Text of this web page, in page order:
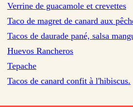
Verrine de guacamole et crevettes
sur 39 avis
Taco de magret de canard aux
sur 43 avis
Tacos de daurade pané, salsa
sur 27 avis
Huevos Rancheros
sur 39 avis
Tepache
sur 32 avis
Tacos de canard confit à l'hibiscus.